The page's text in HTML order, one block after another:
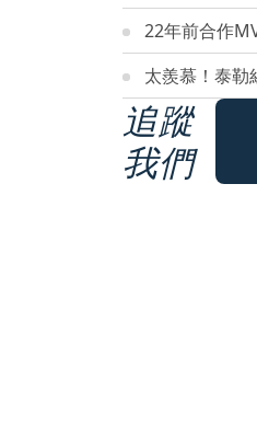
22年前合作
太羨慕！泰
追蹤
我們